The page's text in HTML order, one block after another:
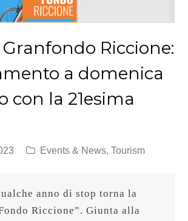
Riccione:
a domenica
con la 21esima
Events & News,Tourism
anno di stop torna la
Riccione”. Giunta alla